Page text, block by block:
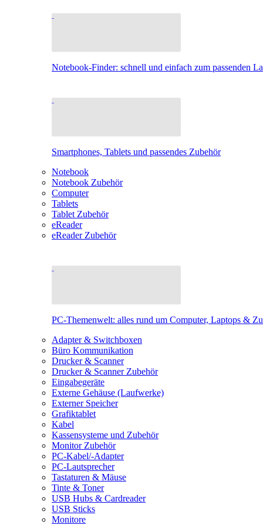
Notebook-Finder: schnell und einfach zum passenden
Smartphones, Tablets und passendes Zubehör
Notebook
Notebook Zubehör
Computer
Tablets
Tablet Zubehör
eReader
eReader Zubehör
PC-Themenwelt: alles rund um Computer, Laptops &
Adapter & Switchboxen
Büro Kommunikation
Drucker & Scanner
Drucker & Scanner Zubehör
Eingabegeräte
Externe Gehäuse (Laufwerke)
Externer Speicher
Grafiktablet
Kabel
Kassensysteme und Zubehör
Monitor Zubehör
PC-Kabel/-Adapter
PC-Lautsprecher
Tastaturen & Mäuse
Tinte & Toner
USB Hubs & Cardreader
USB Sticks
Monitore